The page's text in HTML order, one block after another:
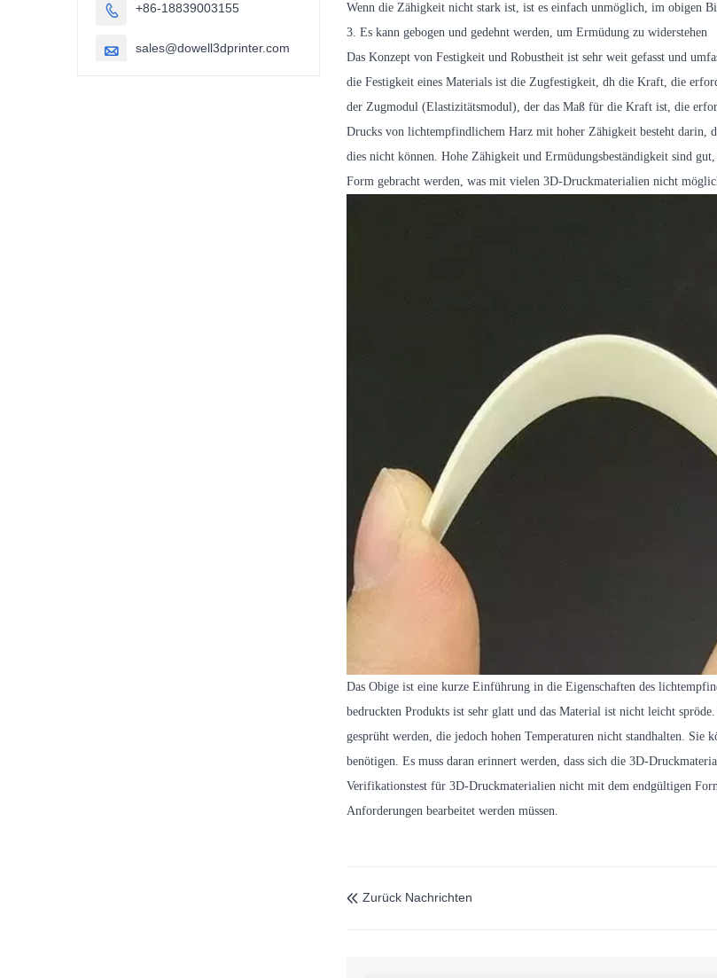
Wenn die Zähigkeit nicht stark ist, ist es einfach unmöglich, im obigen
3. Es kann gebogen und gedehnt werden, um Ermüdung zu widerstehen
Das Konzept von Festigkeit und Robustheit ist sehr weit gefasst und
die Festigkeit eines Materials ist die Zugfestigkeit, dh die Kraft, die
der Zugmodul (Elastizitätsmodul), der das Maß für die Kraft ist, die
Drucks von lichtempfindlichem Harz mit hoher Zähigkeit besteht darin,
dies nicht können. Hohe Zähigkeit und Ermüdungsbeständigkeit sind
Form gebracht werden, was mit vielen 3D-Druckmaterialien nicht
Das Obige ist eine kurze Einführung in die Eigenschaften des
bedruckten Produkts ist sehr glatt und das Material ist nicht leicht
gesprüht werden, die jedoch hohen Temperaturen nicht standhalten. Sie
benötigen. Es muss daran erinnert werden, dass sich die 3D-
Verifikationstest für 3D-Druckmaterialien nicht mit dem endgültigen
Anforderungen bearbeitet werden müssen.
 Zurück Nachrichten
 +86-18839003155
 sales@dowell3dprinter.com